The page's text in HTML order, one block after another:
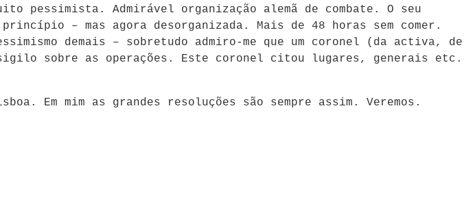
pessimista. Admirável organização alemã de combate. O seu
– mas agora desorganizada. Mais de 48 horas sem comer.
demais – sobretudo admiro-me que um coronel (da activa, de
sobre as operações. Este coronel citou lugares, generais etc.
Em mim as grandes resoluções são sempre assim. Veremos.